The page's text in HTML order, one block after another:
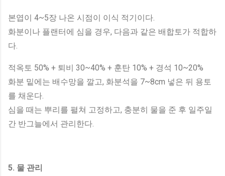
본엽이 4~5장 나온 시점이 이식 적기이다.
화분이나 플랜터에 심을 경우, 다음과 같은 배합토가 적합하
다.
적옥토 50% + 퇴비 30~40% + 훈탄 10% + 경석 10~20%
화분 밑에는 배수망을 깔고, 화분석을 7~8cm 넣은 뒤 용토
를 채운다.
심을 때는 뿌리를 펼쳐 고정하고, 충분히 물을 준 후 일주일
간 반그늘에서 관리한다.
5. 물 관리